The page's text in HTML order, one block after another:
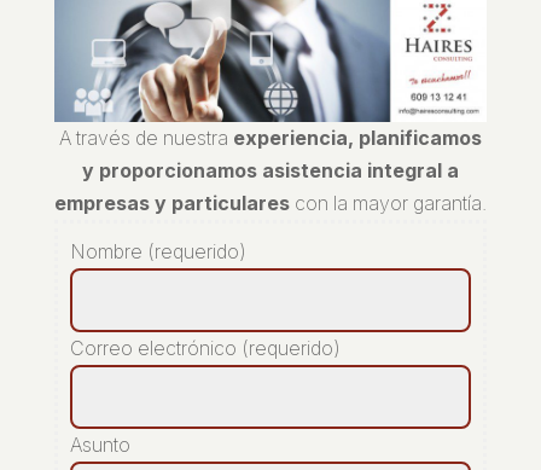
A través de nuestra experiencia, planificamos
y proporcionamos asistencia integral a
empresas y particularescon la mayor garantía.
Nombre (requerido)
Correo electrónico (requerido)
Asunto